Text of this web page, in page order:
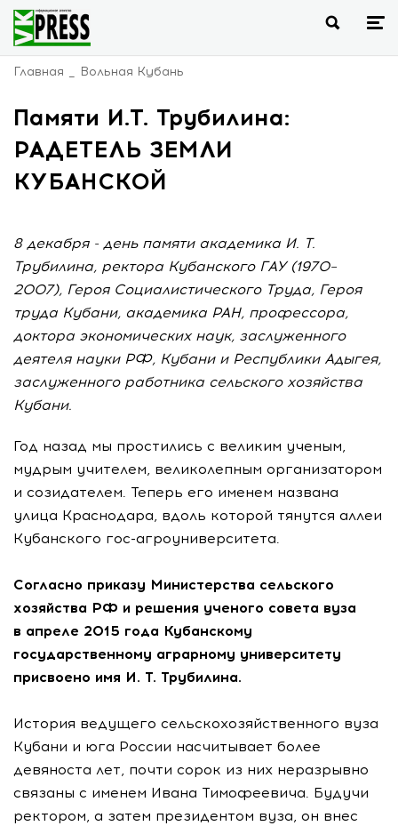
Главная Вольная Кубань
Памяти И.Т. Трубилина:
РАДЕТЕЛЬ ЗЕМЛИ
КУБАНСКОЙ
8 декабря - день памяти академика И. Т.
Трубилина, ректора Кубанского ГАУ (1970–
2007), Героя Социалистического Труда, Героя
труда Кубани, академика РАН, профессора,
доктора экономических наук, заслуженного
деятеля науки РФ, Кубани и Республики Адыгея,
заслуженного работника сельского хозяйства
Кубани.
Год назад мы простились с великим ученым,
мудрым учителем, великолепным организатором
и созидателем. Теперь его именем названа
улица Краснодара, вдоль которой тянутся аллеи
Кубанского гос-агроуниверситета.
Согласно приказу Министерства сельского
хозяйства РФ и решения ученого совета вуза
в апреле 2015 года Кубанскому
государственному аграрному университету
присвоено имя И. Т. Трубилина.
История ведущего сельскохозяйственного вуза
Кубани и юга России насчитывает более
девяноста лет, почти сорок из них неразрывно
связаны с именем Ивана Тимофеевича. Будучи
ректором, а затем президентом вуза, он внес